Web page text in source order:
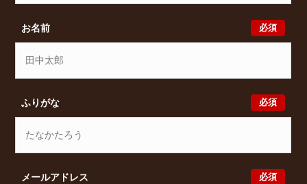
貸物件をご提案いたします。
必須
お名前
必須
ふりがな
必須
メールアドレス